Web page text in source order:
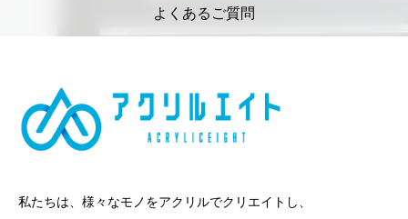
よくあるご質問
私たちは、様々なモノをアクリルでクリエイトし、